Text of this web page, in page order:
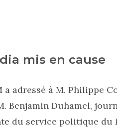
mis en cause
a adressé à M. Philippe
Benjamin Duhamel,
du service politique du